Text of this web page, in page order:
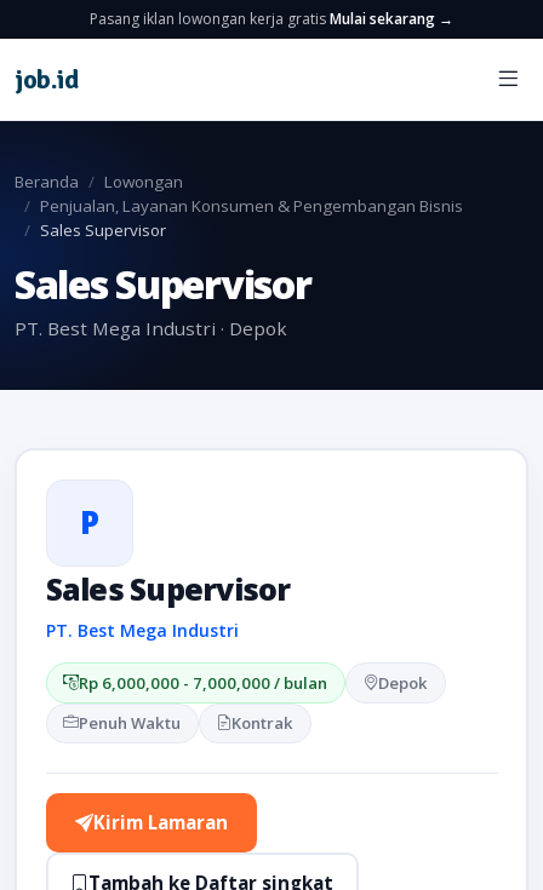
Pasang iklan lowongan kerja gratisMulai sekarang →
job.id
Beranda
Lowongan
Penjualan, Layanan Konsumen & Pengembangan Bisnis
Sales Supervisor
Sales Supervisor
PT. Best Mega Industri · Depok
P
Sales Supervisor
PT. Best Mega Industri
Rp 6,000,000 - 7,000,000 / bulan
Depok
Penuh Waktu
Kontrak
Kirim Lamaran
Tambah ke Daftar singkat